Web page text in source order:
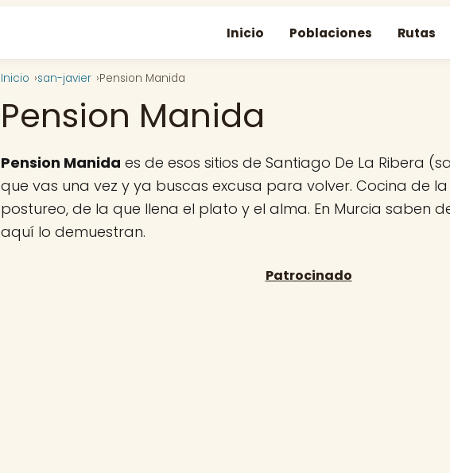
Inicio Poblaciones Rutas
Inicio san-javier Pension Manida
Pension Manida
Pension Manida es de esos sitios de Santiago De La Ribera
que vas una vez y ya buscas excusa para volver. Cocina de la
postureo, de la que llena el plato y el alma. En Murcia saben
aquí lo demuestran.